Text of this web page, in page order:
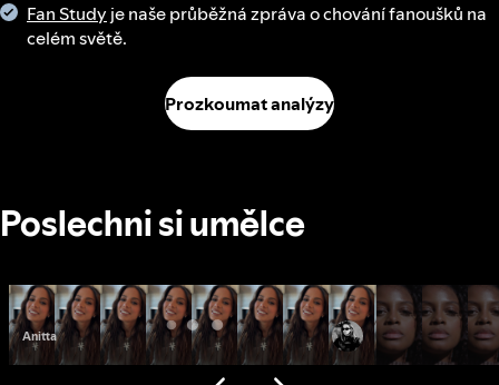
Fan Study je naše průběžná zpráva o chování fanoušků na
celém světě.
Prozkoumat analýzy
Poslechni si umělce
Anitta Fana Hues